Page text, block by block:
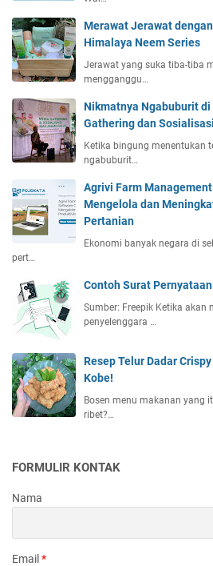
Merawat Jerawat
Himalaya Neem Series
Jerawat yang suka tiba-tiba
mengganggu…
Nikmatnya Ngabuburit di
Gathering dan
Ketika bingung menentukan
ngabuburit…
Agrivi Farm
Mengelola dan
Pertanian
Ekonomi banyak negara di
pert…
Contoh Surat
Sumber: Freepik Ketika akan
penyelenggara …
Resep Telur Dadar
Kobe!
Bosen menu makanan yang
ribet?…
FORMULIR KONTAK
Nama
Email *